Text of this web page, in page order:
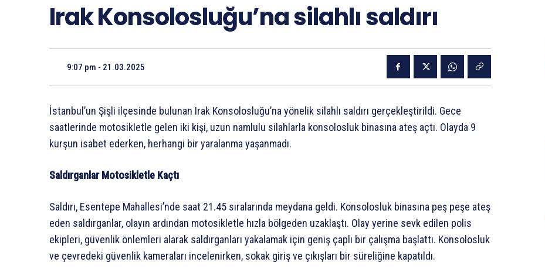
Irak Konsolosluğu’na silahlı saldırı
9:07 pm - 21.03.2025
İstanbul’un Şişli ilçesinde bulunan Irak Konsolosluğu’na yönelik silahlı saldırı gerçekleştirildi. Gece
saatlerinde motosikletle gelen iki kişi, uzun namlulu silahlarla konsolosluk binasına ateş açtı. Olayda 9
kurşun isabet ederken, herhangi bir yaralanma yaşanmadı.
Saldırganlar Motosikletle Kaçtı
Saldırı, Esentepe Mahallesi’nde saat 21.45 sıralarında meydana geldi. Konsolosluk binasına peş peşe ateş
eden saldırganlar, olayın ardından motosikletle hızla bölgeden uzaklaştı. Olay yerine sevk edilen polis
ekipleri, güvenlik önlemleri alarak saldırganları yakalamak için geniş çaplı bir çalışma başlattı. Konsolosluk
ve çevredeki güvenlik kameraları incelenirken, sokak giriş ve çıkışları bir süreliğine kapatıldı.